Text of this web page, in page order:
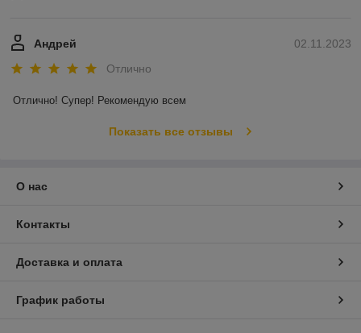
02.11.2023
Андрей
Отлично
Отлично! Супер! Рекомендую всем
Показать все отзывы
О нас
Контакты
Доставка и оплата
График работы